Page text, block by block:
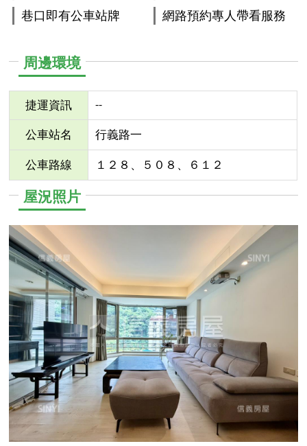
巷口即有公車站牌
網路預約專人帶看服務
周邊環境
捷運資訊 --
公車站名 行義路一
公車路線 １２８、５０８、６１２
屋況照片